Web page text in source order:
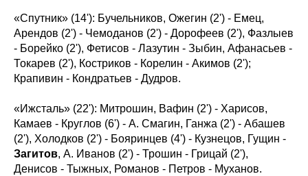
«Спутник» (14'): Бучельников, Ожегин (2') - Емец,
Арендов (2') - Чемоданов (2') - Дорофеев (2'), Фазлыев
- Борейко (2'), Фетисов - Лазутин - Зыбин, Афанасьев -
Токарев (2'), Костриков - Корелин - Акимов (2');
Крапивин - Кондратьев - Дудров.
«Ижсталь» (22'): Митрошин, Вафин (2') - Харисов,
Камаев - Круглов (6') - А. Смагин, Ганжа (2') - Абашев
(2'), Холодков (2') - Бояринцев (4') - Кузнецов, Гущин -
Загитов, А. Иванов (2') - Трошин - Грицай (2'),
Денисов - Тыжных, Романов - Петров - Муханов.